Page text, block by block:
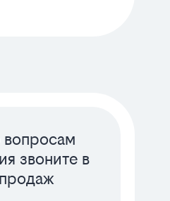
вопросам
звоните в